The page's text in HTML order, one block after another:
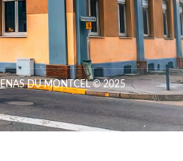
DU MONTCEL © 2025